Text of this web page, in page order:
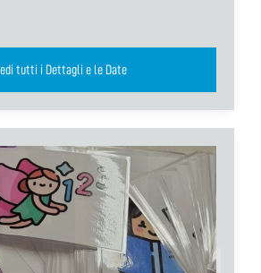
tutti i Dettagli e le Date